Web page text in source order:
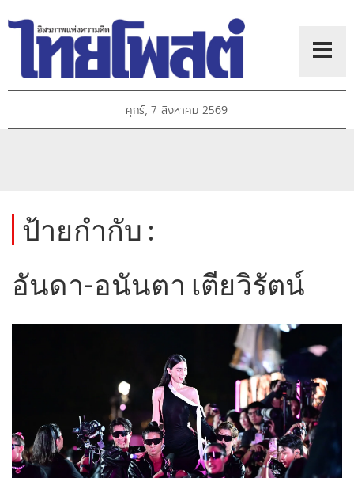
ศุกร์, 7 สิงหาคม 2569
ป้ายกำกับ :
อันดา-อนันตา เตียวิรัตน์